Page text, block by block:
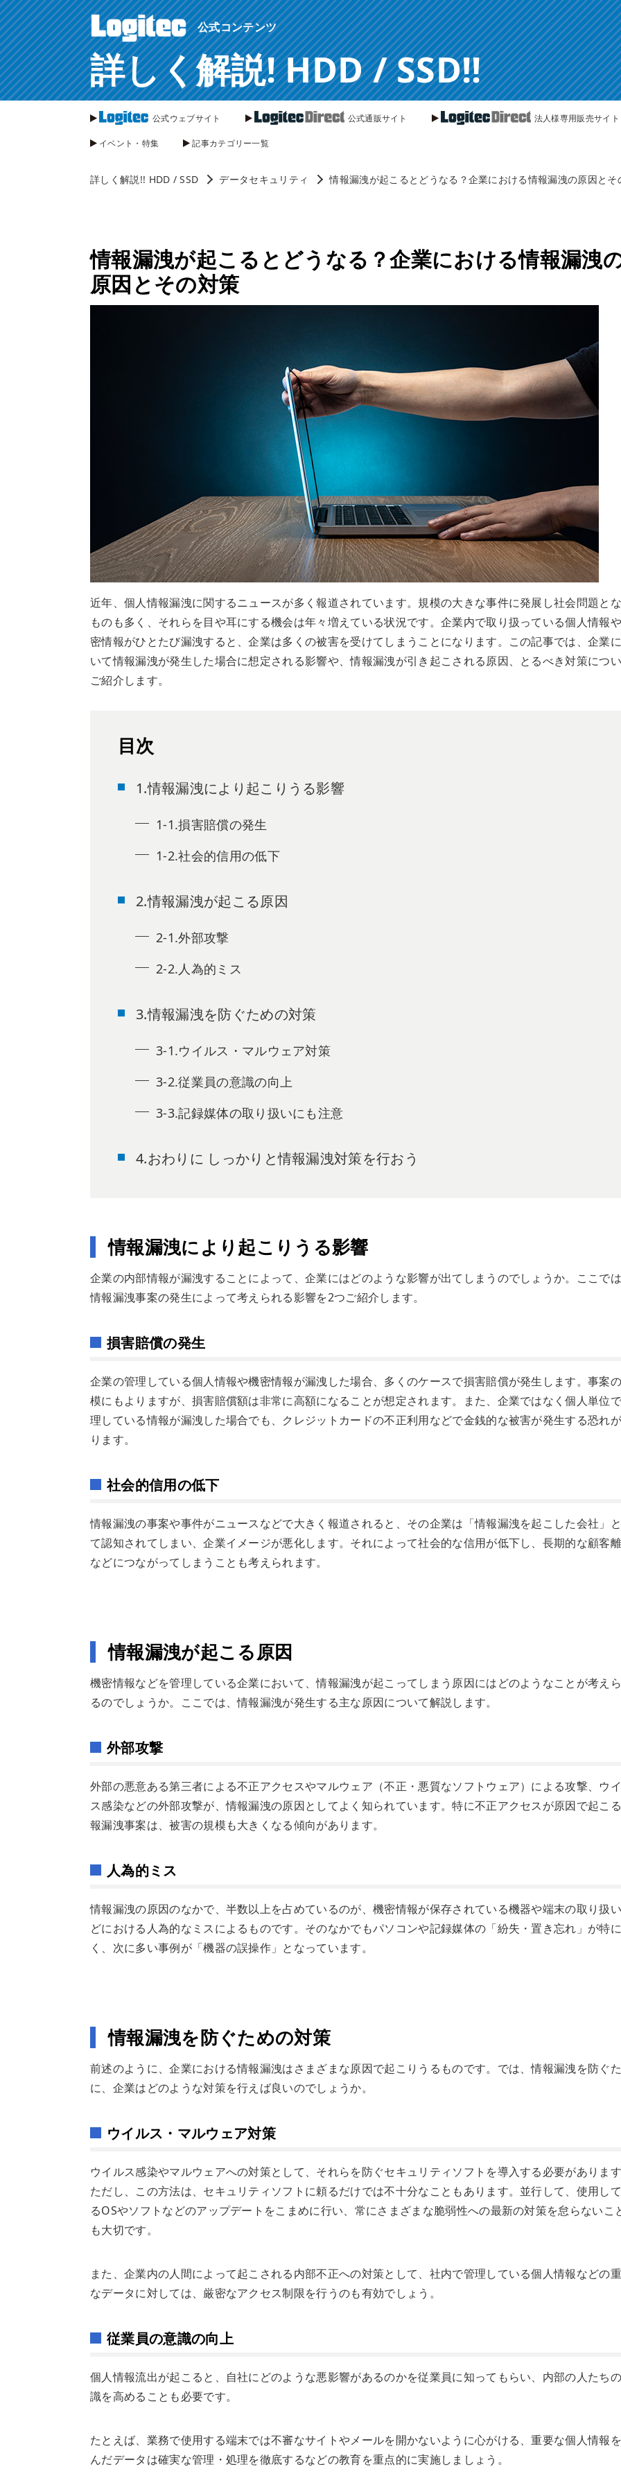
公式コンテンツ
詳しく解説! HDD / SSD!!
公式ウェブサイト 公式通販サイト 法人様専用販売サイト
イベント・特集 記事カテゴリー一覧
詳しく解説!! HDD / SSD データセキュリティ 情報漏洩が起こるとどうなる？企業における情報漏洩の原因とそ
情報漏洩が起こるとどうなる？企業における情報漏洩
原因とその対策
近年、個人情報漏洩に関するニュースが多く報道されています。規模の大きな事件に発展し社会問題と
ものも多く、それらを目や耳にする機会は年々増えている状況です。企業内で取り扱っている個人情報
密情報がひとたび漏洩すると、企業は多くの被害を受けてしまうことになります。この記事では、企業
いて情報漏洩が発生した場合に想定される影響や、情報漏洩が引き起こされる原因、とるべき対策につ
ご紹介します。
目次
1.情報漏洩により起こりうる影響
1-1.損害賠償の発生
1-2.社会的信用の低下
2.情報漏洩が起こる原因
2-1.外部攻撃
2-2.人為的ミス
3.情報漏洩を防ぐための対策
3-1.ウイルス・マルウェア対策
3-2.従業員の意識の向上
3-3.記録媒体の取り扱いにも注意
4.おわりに しっかりと情報漏洩対策を行おう
情報漏洩により起こりうる影響
企業の内部情報が漏洩することによって、企業にはどのような影響が出てしまうのでしょうか。ここでは
情報漏洩事案の発生によって考えられる影響を2つご紹介します。
損害賠償の発生
企業の管理している個人情報や機密情報が漏洩した場合、多くのケースで損害賠償が発生します。事案
模にもよりますが、損害賠償額は非常に高額になることが想定されます。また、企業ではなく個人単位
理している情報が漏洩した場合でも、クレジットカードの不正利用などで金銭的な被害が発生する恐れ
ります。
社会的信用の低下
情報漏洩の事案や事件がニュースなどで大きく報道されると、その企業は「情報漏洩を起こした会社」
て認知されてしまい、企業イメージが悪化します。それによって社会的な信用が低下し、長期的な顧客
などにつながってしまうことも考えられます。
情報漏洩が起こる原因
機密情報などを管理している企業において、情報漏洩が起こってしまう原因にはどのようなことが考え
るのでしょうか。ここでは、情報漏洩が発生する主な原因について解説します。
外部攻撃
外部の悪意ある第三者による不正アクセスやマルウェア（不正・悪質なソフトウェア）による攻撃、ウ
ス感染などの外部攻撃が、情報漏洩の原因としてよく知られています。特に不正アクセスが原因で起こ
報漏洩事案は、被害の規模も大きくなる傾向があります。
人為的ミス
情報漏洩の原因のなかで、半数以上を占めているのが、機密情報が保存されている機器や端末の取り扱
どにおける人為的なミスによるものです。そのなかでもパソコンや記録媒体の「紛失・置き忘れ」が特
く、次に多い事例が「機器の誤操作」となっています。
情報漏洩を防ぐための対策
前述のように、企業における情報漏洩はさまざまな原因で起こりうるものです。では、情報漏洩を防ぐ
に、企業はどのような対策を行えば良いのでしょうか。
ウイルス・マルウェア対策
ウイルス感染やマルウェアへの対策として、それらを防ぐセキュリティソフトを導入する必要があります
ただし、この方法は、セキュリティソフトに頼るだけでは不十分なこともあります。並行して、使用し
るOSやソフトなどのアップデートをこまめに行い、常にさまざまな脆弱性への最新の対策を怠らないこ
も大切です。
また、企業内の人間によって起こされる内部不正への対策として、社内で管理している個人情報などの
なデータに対しては、厳密なアクセス制限を行うのも有効でしょう。
従業員の意識の向上
個人情報流出が起こると、自社にどのような悪影響があるのかを従業員に知ってもらい、内部の人たち
識を高めることも必要です。
たとえば、業務で使用する端末では不審なサイトやメールを開かないように心がける、重要な個人情報
んだデータは確実な管理・処理を徹底するなどの教育を重点的に実施しましょう。